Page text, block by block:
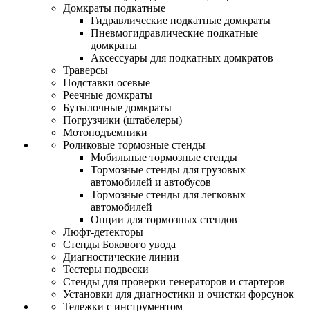
Домкраты подкатные
Гидравлические подкатные домкраты
Пневмогидравлические подкатные
домкраты
Аксессуары для подкатных домкратов
Траверсы
Подставки осевые
Реечные домкраты
Бутылочные домкраты
Погрузчики (штабелеры)
Мотоподъемники
Роликовые тормозные стенды
Мобильные тормозные стенды
Тормозные стенды для грузовых
автомобилей и автобусов
Тормозные стенды для легковых
автомобилей
Опции для тормозных стендов
Люфт-детекторы
Стенды Бокового увода
Диагностические линии
Тестеры подвески
Стенды для проверки генераторов и стартеров
Установки для диагностики и очистки форсунок
Тележки с инструментом